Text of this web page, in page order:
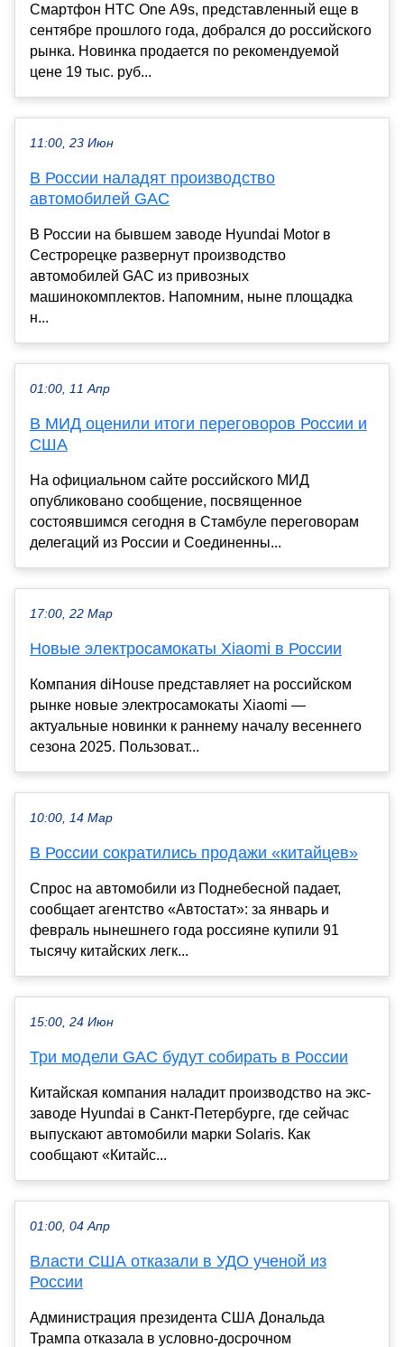
Смартфон HTC One A9s, представленный еще в
сентябре прошлого года, добрался до российского
рынка. Новинка продается по рекомендуемой
цене 19 тыс. руб...
11:00, 23 Июн
В России наладят производство
автомобилей GAC
В России на бывшем заводе Hyundai Motor в
Сестрорецке развернут производство
автомобилей GAC из привозных
машинокомплектов. Напомним, ныне площадка
н...
01:00, 11 Апр
В МИД оценили итоги переговоров России и
США
На официальном сайте российского МИД
опубликовано сообщение, посвященное
состоявшимся сегодня в Стамбуле переговорам
делегаций из России и Соединенны...
17:00, 22 Мар
Новые электросамокаты Xiaomi в России
Компания diHouse представляет на российском
рынке новые электросамокаты Xiaomi —
актуальные новинки к раннему началу весеннего
сезона 2025. Пользоват...
10:00, 14 Мар
В России сократились продажи «китайцев»
Спрос на автомобили из Поднебесной падает,
сообщает агентство «Автостат»: за январь и
февраль нынешнего года россияне купили 91
тысячу китайских легк...
15:00, 24 Июн
Три модели GAC будут собирать в России
Китайская компания наладит производство на экс-
заводе Hyundai в Санкт-Петербурге, где сейчас
выпускают автомобили марки Solaris. Как
сообщают «Китайс...
01:00, 04 Апр
Власти США отказали в УДО ученой из
России
Администрация президента США Дональда
Трампа отказала в условно-досрочном